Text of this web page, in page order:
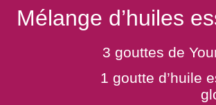
Mélange d’huiles
3 gouttes de
1 goutte d’huile